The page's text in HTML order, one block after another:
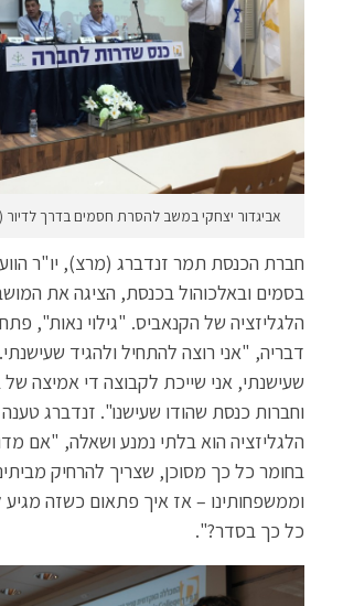
אביגדור יצחקי במשב להסרת חסמים בדרך לדיור
חברת הכנסת תמר זנדברג (מרצ), יו"ר
בסמים ובאלכוהול בכנסת, הציגה את
הלגליזציה של הקנאביס. "גילוי נאות",
דבריה, "אני רוצה להתחיל ולהגיד
וחברות כנסת שהודו שעישנו". זנדברג טענה
הלגליזציה הוא בלתי נמנע ושאלה, "אם
בחומר כל כך מסוכן, שצריך להרחיק
וממשפחותינו – אז איך פתאום כשזה מגיע
כל כך בסדר?".